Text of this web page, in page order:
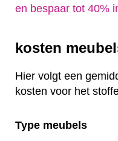
en bespaar tot 40%
kosten
Hier volgt een
kosten voor het
Type meubels